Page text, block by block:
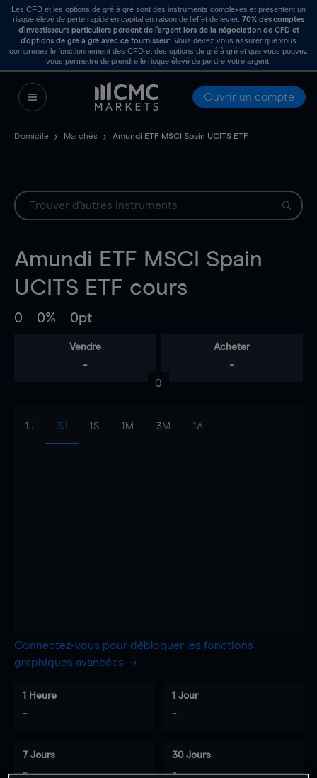
Les CFD et les options de gré à gré sont des instruments complexes et présentent un
risque élevé de perte rapide en capital en raison de l’effet de levier. 70% des comptes
d’investisseurs particuliers perdent de l’argent lors de la négociation de CFD et
d’options de gré à gré avec ce fournisseur . Vous devez vous assurer que vous
comprenez le fonctionnement des CFD et des options de gré à gré et que vous pouvez
vous permettre de prendre le risque élevé de perdre votre argent.
Ouvrir un compte
Domicile Marchés Amundi ETF MSCI Spain UCITS ETF
Amundi ETF MSCI Spain
UCITS ETF cours
0 0% 0pt
Vendre
-
Acheter
-
0
1J 3J 1S 1M 3M 1A
Connectez-vous pour débloquer les fonctions
graphiques avancées
1 Heure
-
1 Jour
-
7 Jours
-
30 Jours
-